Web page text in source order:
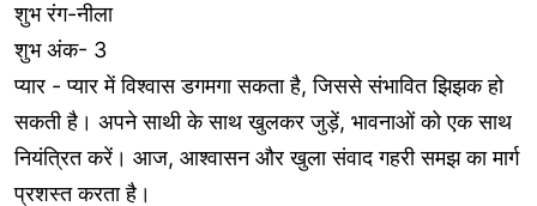
शुभ रंग-नीला
शुभ अंक- 3
प्यार - प्यार में विश्वास डगमगा सकता है, जिससे संभावित झिझक हो
सकती है। अपने साथी के साथ खुलकर जुड़ें, भावनाओं को एक साथ
नियंत्रित करें। आज, आश्वासन और खुला संवाद गहरी समझ का मार्ग
प्रशस्त करता है।